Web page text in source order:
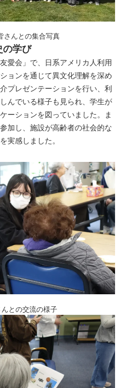
さんとの集合写真
学び
愛会」で、日系アメリカ人利用
ョンを通じて異文化理解を深め
プレゼンテーションを行い、利
んでいる様子も見られ、学生が
ーションを図っていました。ま
加し、施設が高齢者の社会的な
実感しました。
との交流の様子